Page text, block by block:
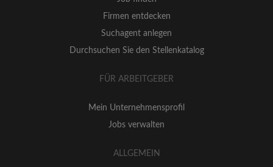
Firmen entdecken
Suchagent anlegen
Durchsuchen Sie den Stellenkatalog
FÜR ARBEITGEBER
Mein Unternehmensprofil
Jobs verwalten
ALLGEMEIN